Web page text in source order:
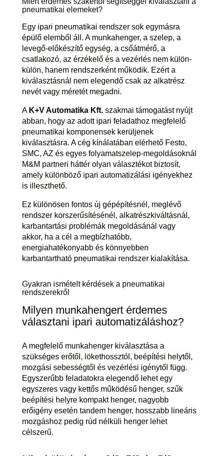
pneumatikai elemeket?
Egy ipari pneumatikai rendszer sok egymásra
épülő elemből áll. A munkahenger, a szelep, a
levegő-előkészítő egység, a csőátmérő, a
csatlakozó, az érzékelő és a vezérlés nem külön-
külön, hanem rendszerként működik. Ezért a
kiválasztásnál nem elegendő csak az alkatrész
nevét vagy méretét megadni.
A K+V Automatika Kft.szakmai támogatást nyújt
abban, hogy az adott ipari feladathoz megfelelő
pneumatikai komponensek kerüljenek
kiválasztásra. A cég kínálatában elérhető Festo,
SMC, AZ és egyes folyamatszelep-megoldásoknál
M&M partneri háttér olyan választékot biztosít,
amely különböző ipari automatizálási igényekhez
is illeszthető.
Ez különösen fontos új gépépítésnél, meglévő
rendszer korszerűsítésénél, alkatrészkiváltásnál,
karbantartási problémák megoldásánál vagy
akkor, ha a cél a megbízhatóbb,
energiahatékonyabb és könnyebben
karbantartható pneumatikai rendszer kialakítása.
Gyakran ismételt kérdések a pneumatikai
rendszerekről
Milyen munkahengert érdemes
választani ipari automatizáláshoz?
A megfelelő munkahenger kiválasztása a
szükséges erőtől, lökethossztól, beépítési helytől,
mozgási sebességtől és vezérlési igénytől függ.
Egyszerűbb feladatokra elegendő lehet egy
egyszeres vagy kettős működésű henger, szűk
beépítési helyre kompakt henger, nagyobb
erőigény esetén tandem henger, hosszabb lineáris
mozgáshoz pedig rúd nélküli henger lehet
célszerű.